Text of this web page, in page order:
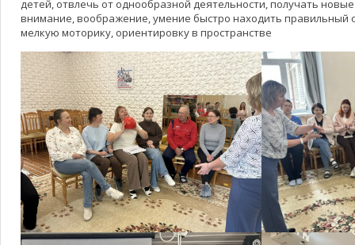
детей, отвлечь от однообразной деятельности, получать
внимание, воображение, умение быстро находить
мелкую моторику, ориентировку в пространстве